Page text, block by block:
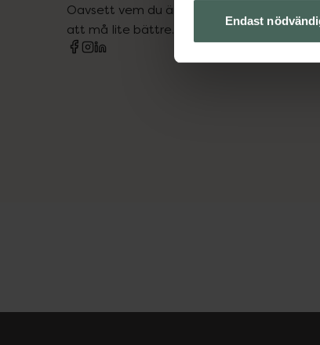
Endast
Oavsett vem du är så är det vårt uppdrag
att må lite bättre. Välkommen att prata